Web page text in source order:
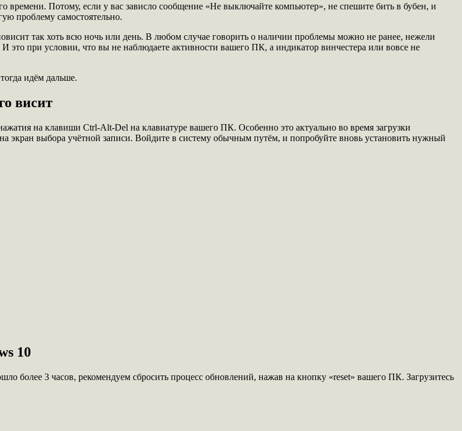
времени. Потому, если у вас зависло сообщение «Не выключайте компьютер», не спешите бить в бубен, и
проблему самостоятельно.
так хоть всю ночь или день. В любом случае говорить о наличии проблемы можно не ранее, нежели
это при условии, что вы не наблюдаете активности вашего ПК, а индикатор винчестера или вовсе не
идём дальше.
висит
на клавиши Ctrl-Alt-Del на клавиатуре вашего ПК. Особенно это актуально во время загрузки
экран выбора учётной записи. Войдите в систему обычным путём, и попробуйте вновь установить нужный
10
более 3 часов, рекомендуем сбросить процесс обновлений, нажав на кнопку «reset» вашего ПК. Загрузитесь